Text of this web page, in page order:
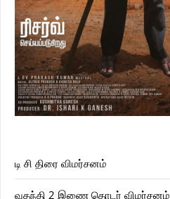
டி சி திரை விமர்சனம்
வதந்தி 2 இணை தொடர் விமர்சனம்